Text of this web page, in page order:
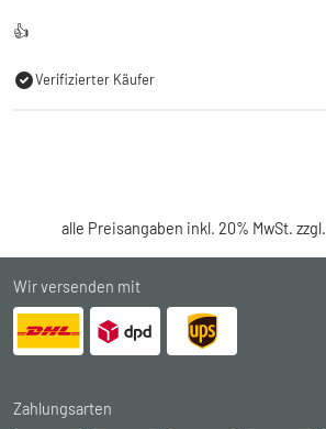
👍
Verifizierter Käufer
alle Preisangaben inkl. 20% MwSt. zzgl.
Wir versenden mit
Zahlungsarten